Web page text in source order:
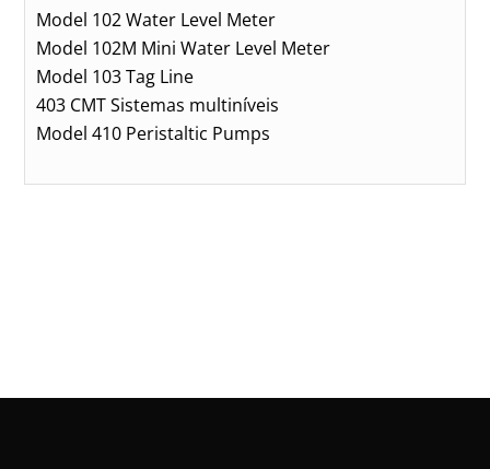
Model 102 Water Level Meter
Model 102M Mini Water Level Meter
Model 103 Tag Line
403 CMT Sistemas multiníveis
Model 410 Peristaltic Pumps